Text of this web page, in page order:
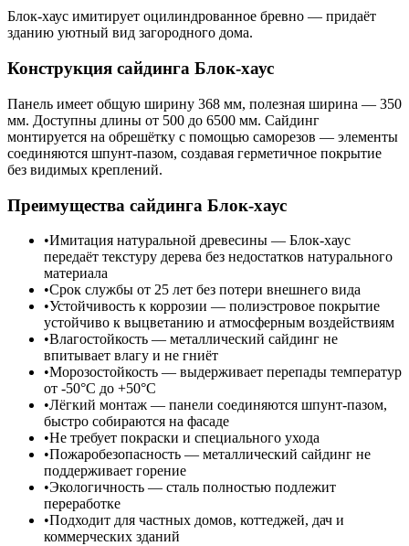
Блок-хаус имитирует оцилиндрованное бревно — придаёт
зданию уютный вид загородного дома.
Конструкция сайдинга Блок-хаус
Панель имеет общую ширину 368 мм, полезная ширина — 350
мм. Доступны длины от 500 до 6500 мм. Сайдинг
монтируется на обрешётку с помощью саморезов — элементы
соединяются шпунт-пазом, создавая герметичное покрытие
без видимых креплений.
Преимущества сайдинга Блок-хаус
Имитация натуральной древесины — Блок-хаус
передаёт текстуру дерева без недостатков натурального
материала
Срок службы от 25 лет без потери внешнего вида
Устойчивость к коррозии — полиэстровое покрытие
устойчиво к выцветанию и атмосферным воздействиям
Влагостойкость — металлический сайдинг не
впитывает влагу и не гниёт
Морозостойкость — выдерживает перепады температур
от -50°C до +50°C
Лёгкий монтаж — панели соединяются шпунт-пазом,
быстро собираются на фасаде
Не требует покраски и специального ухода
Пожаробезопасность — металлический сайдинг не
поддерживает горение
Экологичность — сталь полностью подлежит
переработке
Подходит для частных домов, коттеджей, дач и
коммерческих зданий